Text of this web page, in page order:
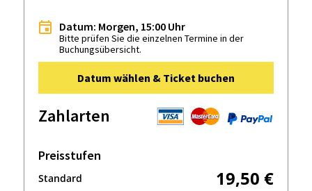
Datum: Morgen, 15:00 Uhr
Bitte prüfen Sie die einzelnen Termine in der
Buchungsübersicht.
Datum wählen & Ticket buchen
Zahlarten
Preisstufen
Standard 19,50 €